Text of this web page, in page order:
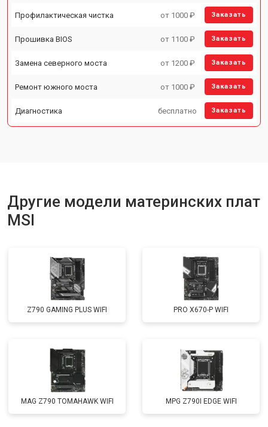
Профилактическая чистка от 1000 ₽ Заказать
Прошивка BIOS от 1100 ₽ Заказать
Замена северного моста от 1200 ₽ Заказать
Ремонт южного моста от 1000 ₽ Заказать
Диагностика бесплатно Заказать
Другие модели материнских плат
MSI
Z790 GAMING PLUS WIFI PRO X670-P WIFI
MAG Z790 TOMAHAWK WIFI MPG Z790I EDGE WIFI